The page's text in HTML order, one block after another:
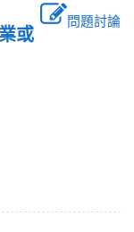
問題討論
或